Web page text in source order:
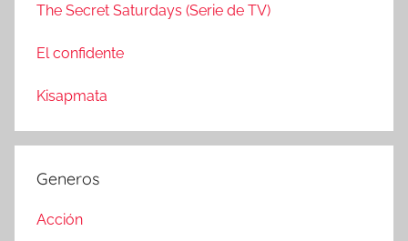
The Secret Saturdays (Serie de TV)
El confidente
Kisapmata
Generos
Acción